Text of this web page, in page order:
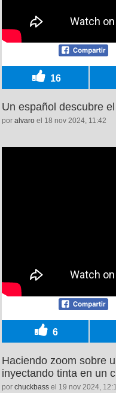
16
Un español descubre
por alvaro el 18 nov 2024, 11:42
6
Haciendo zoom sobre
inyectando tinta en un
por chuckbass el 19 nov 2024,